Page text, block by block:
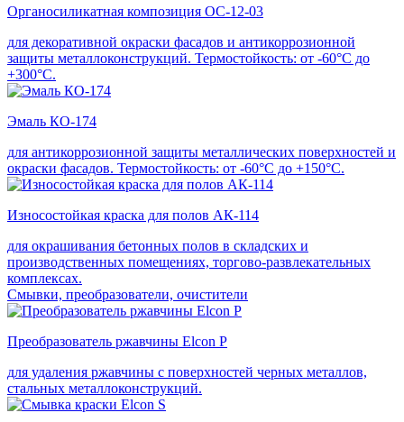
Органосиликатная композиция ОС-12-03
для декоративной окраски фасадов и антикоррозионной
защиты металлоконструкций. Термостойкость: от -60°С до
+300°С.
Эмаль КО-174
для антикоррозионной защиты металлических поверхностей и
окраски фасадов. Термостойкость: от -60°С до +150°С.
Износостойкая краска для полов АК-114
для окрашивания бетонных полов в складских и
производственных помещениях, торгово-развлекательных
комплексах.
Смывки, преобразователи, очистители
Преобразователь ржавчины Elcon P
для удаления ржавчины с поверхностей черных металлов,
стальных металлоконструкций.